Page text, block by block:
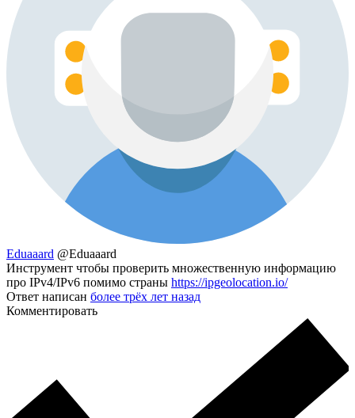
Eduaaard @Eduaaard
Инструмент чтобы проверить множественную информацию
про IPv4/IPv6 помимо страны https://ipgeolocation.io/
Ответ написан более трёх лет назад
Комментировать